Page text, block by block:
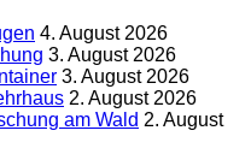
4. August 2026
3. August 2026
3. August 2026
2. August 2026
am Wald 2. August